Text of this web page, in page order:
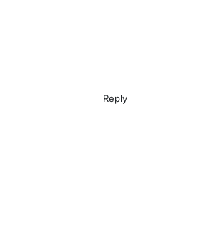
Reply